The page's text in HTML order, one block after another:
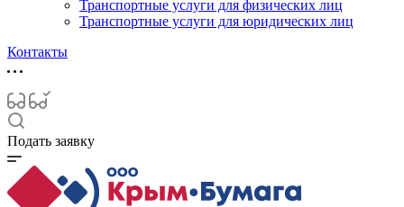
Транспортные услуги для физических лиц
Транспортные услуги для юридических лиц
Контакты
Подать заявку